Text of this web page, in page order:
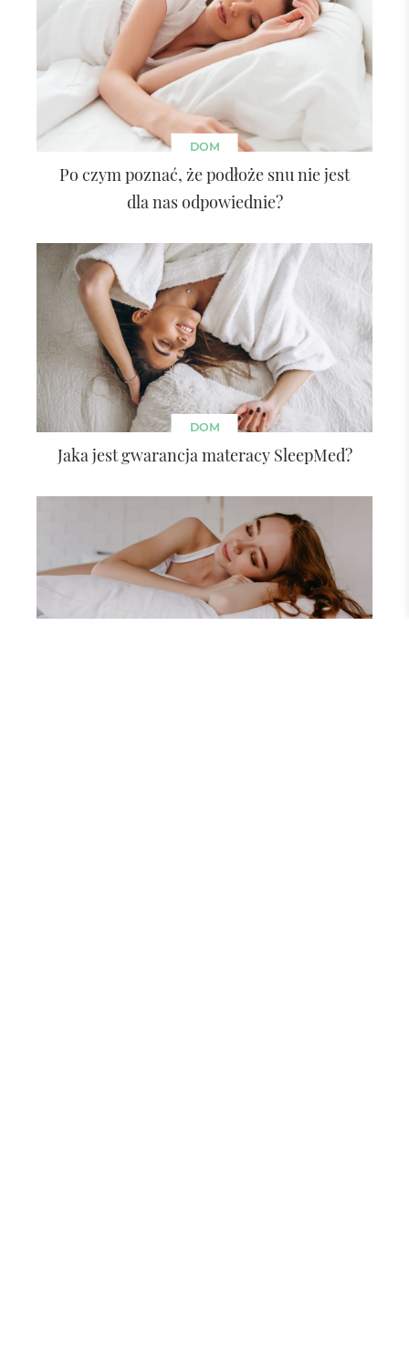
DOM
Po czym poznać, że podłoże snu nie jest
dla nas odpowiednie?
DOM
Jaka jest gwarancja materacy SleepMed?